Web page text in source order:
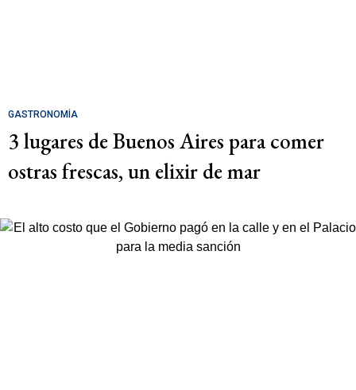
GASTRONOMÍA
3 lugares de Buenos Aires para comer
ostras frescas, un elixir de mar